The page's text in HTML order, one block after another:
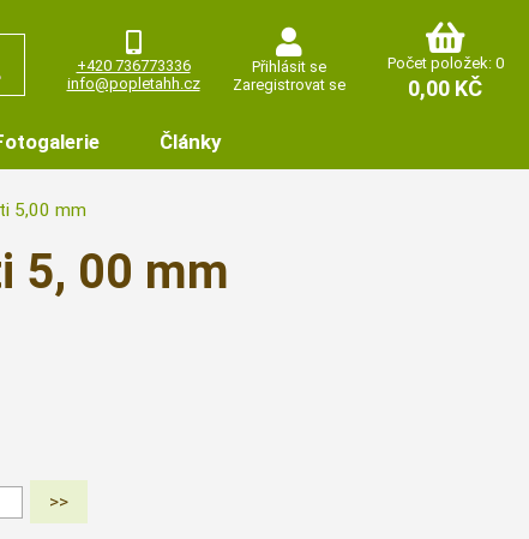
+420 736773336
info@popletahh.cz
Přihlásit se
Zaregistrovat se
Počet položek: 0
0,00 KČ
Články
5,00 mm
5, 00 mm